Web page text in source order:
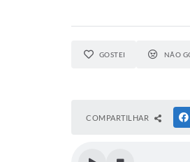
GOSTEI NÃO
COMPARTILHAR